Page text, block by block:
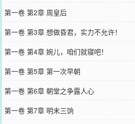
第一卷 第2章 周皇后
第一卷 第3章 想做昏君，实力不允许！
第一卷 第4章 婉儿，咱们就寝吧！
第一卷 第5章 第一次早朝
第一卷 第6章 朝堂之争露人心
第一卷 第7章 明末三饷